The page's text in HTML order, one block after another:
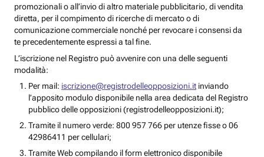
promozionali o all’invio di altro materiale pubblicitario, di vendita
diretta, per il compimento di ricerche di mercato o di
comunicazione commerciale nonché per revocare i consensi da
te precedentemente espressi a tal fine.
L’iscrizione nel Registro può avvenire con una delle seguenti
modalità:
Per mail: iscrizione@registrodelleopposizioni.it inviando
l’apposito modulo disponibile nella area dedicata del Registro
pubblico delle opposizioni (registrodelleopposizioni.it);
Tramite il numero verde: 800 957 766 per utenze fisse o 06
42986411 per cellulari;
Tramite Web compilando il form elettronico disponibile